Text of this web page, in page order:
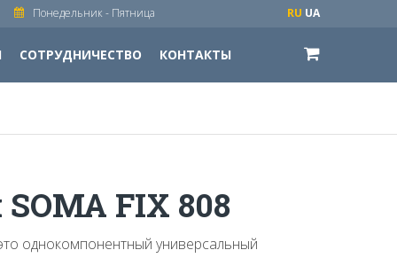
СОТРУДНИЧЕСТВО КОНТАКТЫ
Понедельник - Пятница RU UA
FIX 808
однокомпонентный универсальный